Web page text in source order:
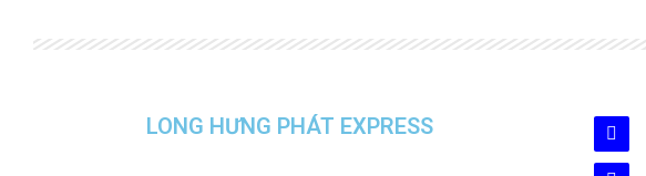
LONG HƯNG PHÁT EXPRESS